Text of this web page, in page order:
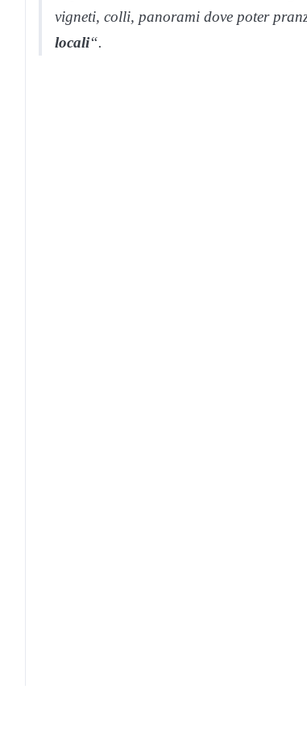
vigneti, colli, panorami dove poter
locali“.